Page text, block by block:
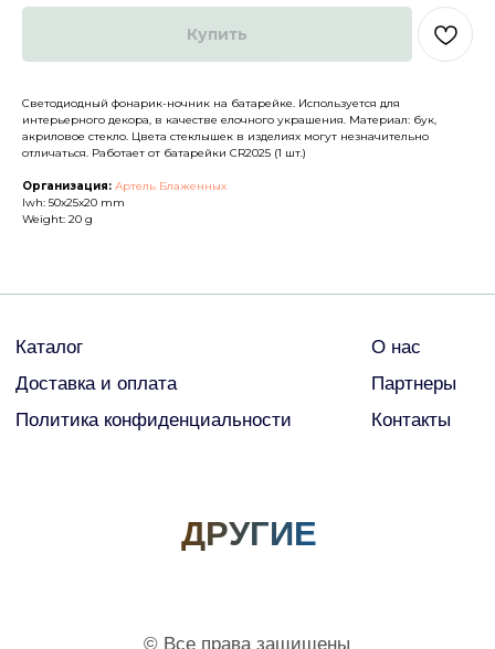
Купить
Светодиодный фонарик-ночник на батарейке. Используется для
интерьерного декора, в качестве елочного украшения. Материал: бук,
акриловое стекло. Цвета стеклышек в изделиях могут незначительно
отличаться. Работает от батарейки CR2025 (1 шт.)
Организация: Артель Блаженных
lwh: 50x25x20 mm
Weight: 20 g
ДРУГИЕ
Каталог
Политика конфиденциальности
О нас
Контакты